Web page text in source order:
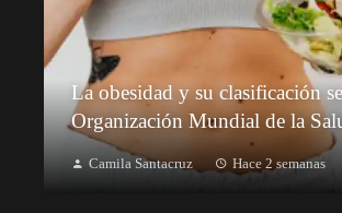
La obesidad y su clasificación
Organización Mundial de la
Camila Santacruz Hace 2 semanas